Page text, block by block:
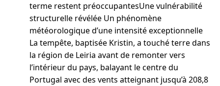
terme restent préoccupantesUne vulnérabilité
structurelle révélée Un phénomène
météorologique d’une intensité exceptionnelle
La tempête, baptisée Kristin, a touché terre dans
la région de Leiria avant de remonter vers
l’intérieur du pays, balayant le centre du
Portugal avec des vents atteignant jusqu’à 208,8